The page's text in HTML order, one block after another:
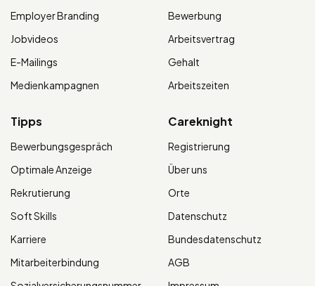
Employer Branding
Jobvideos
E-Mailings
Medienkampagnen
Bewerbung
Arbeitsvertrag
Gehalt
Arbeitszeiten
Tipps
Bewerbungsgespräch
Optimale Anzeige
Rekrutierung
Soft Skills
Karriere
Mitarbeiterbindung
Careknight
Registrierung
Über uns
Orte
Datenschutz
Bundesdatenschutz
AGB